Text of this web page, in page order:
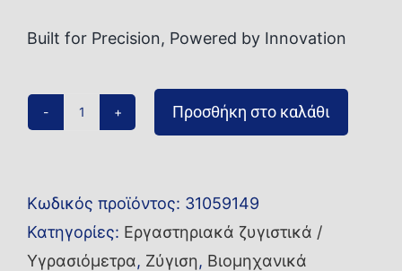
Built for Precision, Powered by Innovation
ποσότητα
Προσθήκη στο καλάθι
Κωδικός προϊόντος: 31059149
Κατηγορίες: Εργαστηριακά ζυγιστικά /
Υγρασιόμετρα, Ζύγιση, Βιομηχανικά